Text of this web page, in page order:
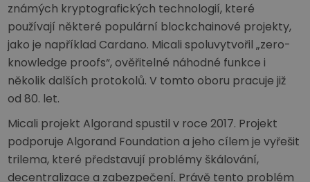
známých kryptografických technologií, které
používají některé populární blockchainové projekty,
jako je například Cardano. Micali spoluvytvořil „zero-
knowledge proofs“, ověřitelné náhodné funkce i
několik dalších protokolů. V tomto oboru pracuje již
od 80. let.
Micali projekt Algorand spustil v roce 2017. Projekt
podporuje Algorand Foundation a jeho cílem je vyřešit
trilema, které představují problémy škálování,
decentralizace a zabezpečení. Právě tento problém